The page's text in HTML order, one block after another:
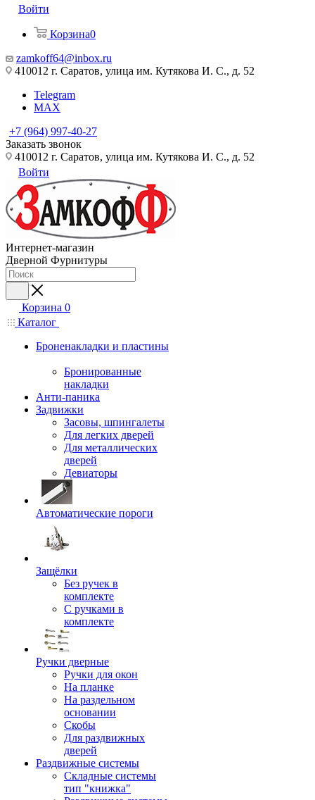
Войти
Корзина0
zamkoff64@inbox.ru
410012 г. Саратов, улица им. Кутякова И. С., д. 52
Telegram
MAX
+7 (964) 997-40-27
Заказать звонок
410012 г. Саратов, улица им. Кутякова И. С., д. 52
Войти
Интернет-магазин
Дверной Фурнитуры
Корзина 0
Каталог
Броненакладки и пластины
Бронированные
накладки
Анти-паника
Задвижки
Засовы, шпингалеты
Для легких дверей
Для металлических
дверей
Девиаторы
Автоматические пороги
Защёлки
Без ручек в
комплекте
С ручками в
комплекте
Ручки дверные
Ручки для окон
На планке
На раздельном
основании
Скобы
Для раздвижных
дверей
Раздвижные системы
Складные системы
тип "книжка"